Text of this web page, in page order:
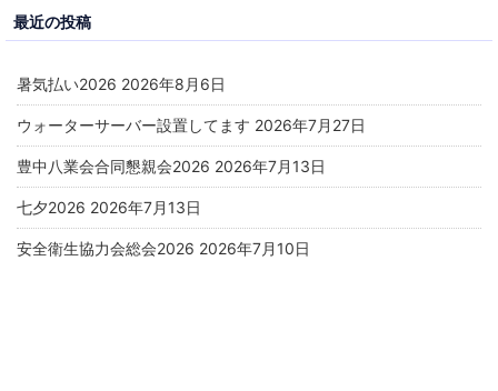
最近の投稿
暑気払い2026 2026年8月6日
ウォーターサーバー設置してます 2026年7月27日
豊中八業会合同懇親会2026 2026年7月13日
七夕2026 2026年7月13日
安全衛生協力会総会2026 2026年7月10日